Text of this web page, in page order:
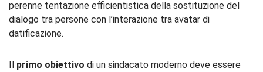
perenne tentazione efficientistica della sostituzione del
dialogo tra persone con l’interazione tra avatar di
datificazione.
Il primo obiettivo di un sindacato moderno deve essere